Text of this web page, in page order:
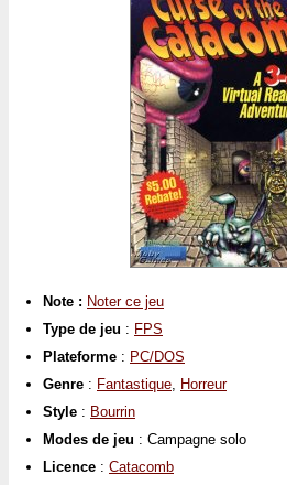
Note : Noter ce jeu
Type de jeu : FPS
Plateforme : PC/DOS
Genre : Fantastique, Horreur
Style : Bourrin
Modes de jeu : Campagne solo
Licence : Catacomb